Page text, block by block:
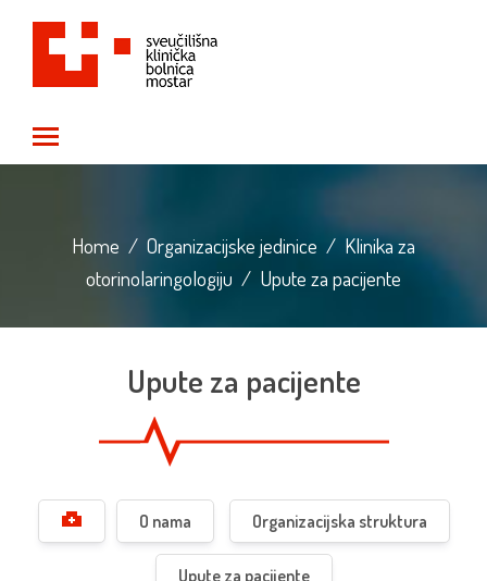
Home / Organizacijske jedinice / Klinika za
otorinolaringologiju / Upute za pacijente
Upute za pacijente
O nama Organizacijska struktura
Upute za pacijente